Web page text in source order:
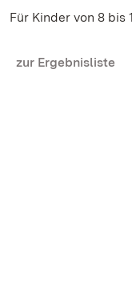
Für Kinder von 8 bis
zur Ergebnisliste